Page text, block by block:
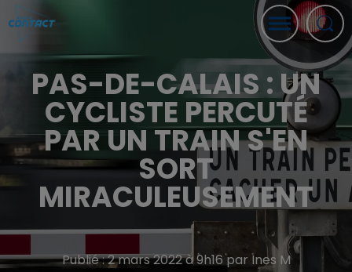
PAS-DE-CALAIS : UN
CYCLISTE PERCUTÉ
PAR UN TRAIN S'EN
SORT
MIRACULEUSEMENT
Publié : 2 mars 2022 à 9h16 par Ines M